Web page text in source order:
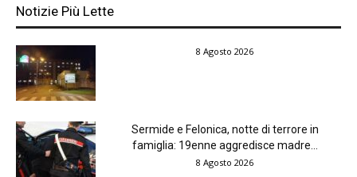
Notizie Più Lette
8 Agosto 2026
Sermide e Felonica, notte di terrore in
famiglia: 19enne aggredisce madre...
8 Agosto 2026